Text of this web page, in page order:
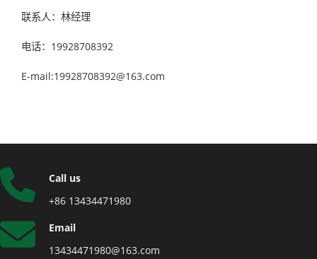
联系人：林经理
电话：19928708392
E-mail:19928708392@163.com
Call us
+86 13434471980
Email
13434471980@163.com